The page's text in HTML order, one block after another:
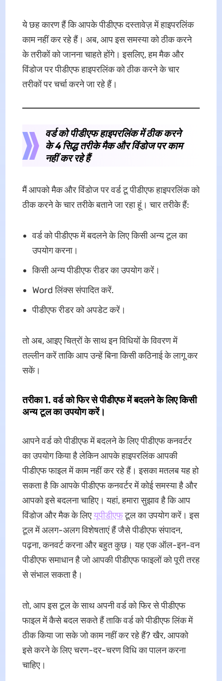
ये छह कारण हैं कि आपके पीडीएफ दस्तावेज़ में हाइपरलिंक
काम नहीं कर रहे हैं। अब, आप इस समस्या को ठीक करने
के तरीकों को जानना चाहते होंगे। इसलिए, हम मैक और
विंडोज पर पीडीएफ हाइपरलिंक को ठीक करने के चार
तरीकों पर चर्चा करने जा रहे हैं।
वर्ड को पीडीएफ हाइपरलिंक में ठीक करने
के 4 सिद्ध तरीके मैक और विंडोज पर काम
नहीं कर रहे हैं
मैं आपको मैक और विंडोज पर वर्ड टू पीडीएफ हाइपरलिंक को
ठीक करने के चार तरीके बताने जा रहा हूं। चार तरीके हैं:
वर्ड को पीडीएफ में बदलने के लिए किसी अन्य टूल का
उपयोग करना।
किसी अन्य पीडीएफ रीडर का उपयोग करें।
Word लिंक्स संपादित करें.
पीडीएफ रीडर को अपडेट करें।
तो अब, आइए चित्रों के साथ इन विधियों के विवरण में
तल्लीन करें ताकि आप उन्हें बिना किसी कठिनाई के लागू कर
सकें।
तरीका 1. वर्ड को फिर से पीडीएफ में बदलने के लिए किसी
अन्य टूल का उपयोग करें।
आपने वर्ड को पीडीएफ में बदलने के लिए पीडीएफ कनवर्टर
का उपयोग किया है लेकिन आपके हाइपरलिंक आपकी
पीडीएफ फाइल में काम नहीं कर रहे हैं। इसका मतलब यह हो
सकता है कि आपके पीडीएफ कनवर्टर में कोई समस्या है और
आपको इसे बदलना चाहिए। यहां, हमारा सुझाव है कि आप
विंडोज और मैक के लिएयूपीडीएफटूल का उपयोग करें। इस
टूल में अलग-अलग विशेषताएं हैं जैसे पीडीएफ संपादन,
पढ़ना, कनवर्ट करना और बहुत कुछ। यह एक ऑल-इन-वन
पीडीएफ समाधान है जो आपकी पीडीएफ फाइलों को पूरी तरह
से संभाल सकता है।
तो, आप इस टूल के साथ अपनी वर्ड को फिर से पीडीएफ
फाइल में कैसे बदल सकते हैं ताकि वर्ड को पीडीएफ लिंक में
ठीक किया जा सके जो काम नहीं कर रहे हैं? खैर, आपको
इसे करने के लिए चरण-दर-चरण विधि का पालन करना
चाहिए।